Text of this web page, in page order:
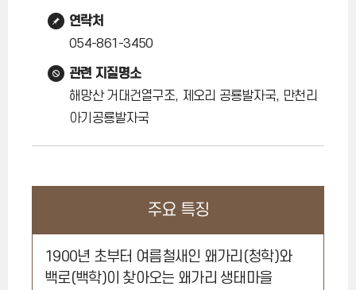
연락처
054-861-3450
관련 지질명소
해망산 거대건열구조, 제오리 공룡발자국, 만천리
아기공룡발자국
주요 특징
1900년 초부터 여름철새인 왜가리(청학)와
백로(백학)이 찾아오는 왜가리 생태마을